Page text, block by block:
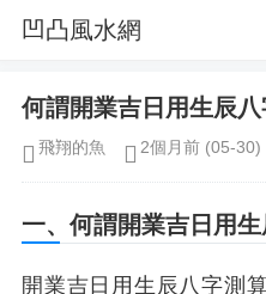
凹凸風水網
何謂開業吉日用生辰八
飛翔的魚 2個月前 (05-30)
一、何謂開業吉日用
開業吉日用生辰八字測